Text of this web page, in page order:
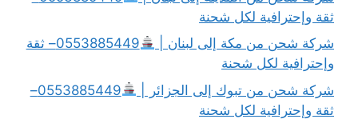
ثقة وإحترافية لكل شحنة
شركة شحن من مكة إلى لبنان |
0553885449– ثقة
وإحترافية لكل شحنة
شركة شحن من تبوك إلى الجزائر |
0553885449–
ثقة وإحترافية لكل شحنة